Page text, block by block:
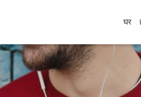
घर